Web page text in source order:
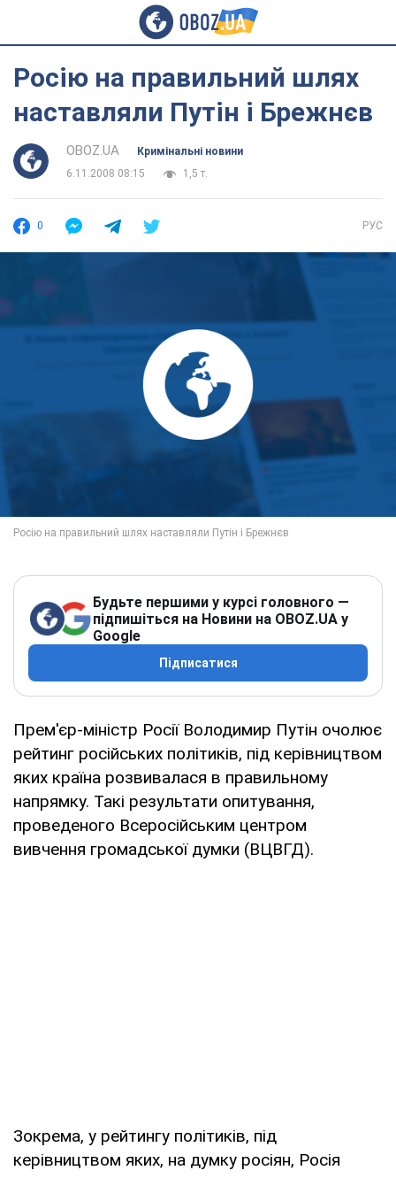
Росію на правильний шлях
наставляли Путін і Брежнєв
OBOZ.UA
Кримінальні новини
6.11.2008 08:15
1,5 т.
0 РУС
Будьте першими у курсі головного —
підпишіться на Новини на OBOZ.UA у
Google
Підписатися
Прем'єр-міністр Росії Володимир Путін очолює
рейтинг російських політиків, під керівництвом
яких країна розвивалася в правильному
напрямку. Такі результати опитування,
проведеного Всеросійським центром
вивчення громадської думки (ВЦВГД).
Зокрема, у рейтингу політиків, під
керівництвом яких, на думку росіян, Росія